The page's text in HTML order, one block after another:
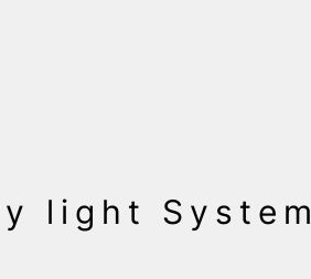
light System